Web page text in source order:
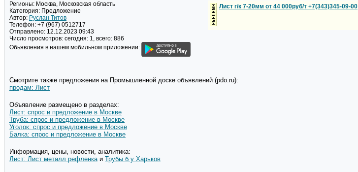
Регионы: Москва, Московская область
Категория: Предложение
Автор: Руслан Титов
Телефон: +7 (967) 0512717
Отправлено: 12.12.2023 09:43
Число просмотров: сегодня: 1, всего: 886
Обьявления в нашем мобильном приложении:
Лист г/к 7-20мм от 44 000руб/т +7(343)345-09-00
Смотрите также предложения на Промышленной доске объявлений (pdo.ru):
продам: Лист
Объявление размещено в разделах:
Лист: спрос и предложение в Москве
Труба: спрос и предложение в Москве
Уголок: спрос и предложение в Москве
Балка: спрос и предложение в Москве
Информация, цены, новости, аналитика:
Лист: Лист металл рефленкаи Трубы б у Харьков